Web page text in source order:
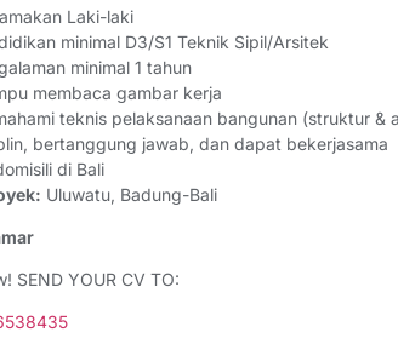
Laki-laki
minimal D3/S1 Teknik Sipil/Arsitek
minimal 1 tahun
membaca gambar kerja
teknis pelaksanaan bangunan (struktur &
bertanggung jawab, dan dapat bekerjasama
di Bali
Uluwatu, Badung-Bali
SEND YOUR CV TO: